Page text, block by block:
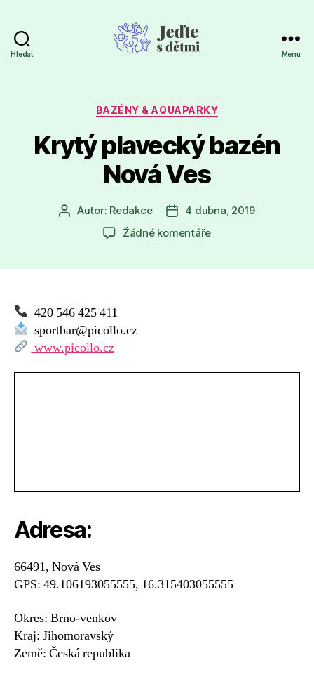
Hledat Menu
Rubriky
BAZÉNY & AQUAPARKY
Krytý plavecký bazén
Nová Ves
Autor
příspěvku
Autor: Redakce
Datum
příspěvku
4 dubna, 2019
Žádné komentářeu
420 546 425 411
sportbar@picollo.cz
www.picollo.cz
Adresa:
66491, Nová Ves
GPS: 49.106193055555, 16.315403055555
Okres: Brno-venkov
Kraj: Jihomoravský
Země: Česká republika